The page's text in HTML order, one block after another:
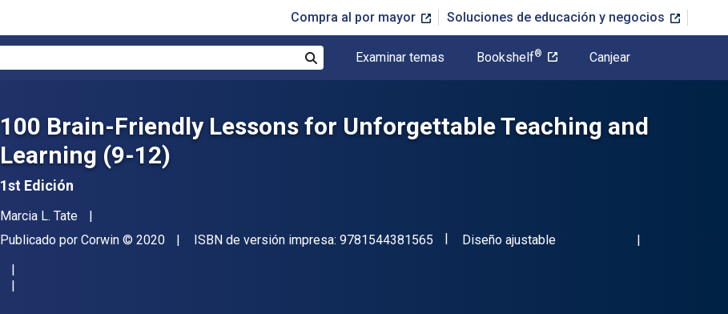
Compra al por mayor Soluciones de educación y negocios
Examinar temas Bookshelf® Canjear
100 Brain-Friendly Lessons for Unforgettable Teaching and
Learning (9-12)
1st Edición
Autor(es)
Marcia L. Tate
Editorial
Publicado por Corwin Copyright
© 2020 ISBN de versión impresa: 9781544381565 "ISBN-13 9781544381565"
Formato
Diseño ajustable
Código de referencia: